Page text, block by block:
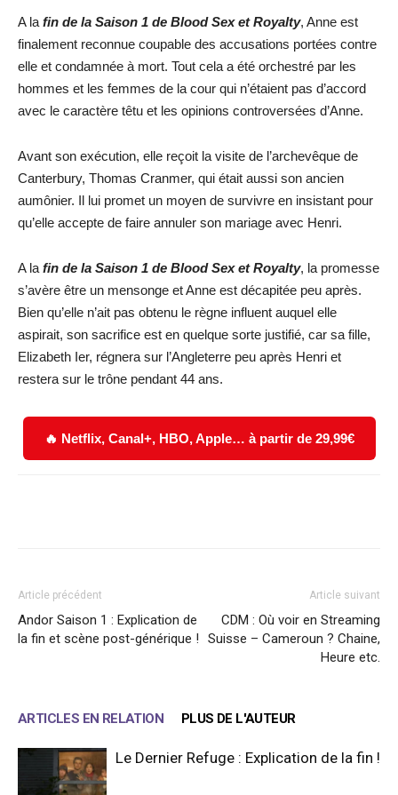
A la fin de la Saison 1 de Blood Sex et Royalty, Anne est
finalement reconnue coupable des accusations portées contre
elle et condamnée à mort. Tout cela a été orchestré par les
hommes et les femmes de la cour qui n’étaient pas d’accord
avec le caractère têtu et les opinions controversées d’Anne.
Avant son exécution, elle reçoit la visite de l’archevêque de
Canterbury, Thomas Cranmer, qui était aussi son ancien
aumônier. Il lui promet un moyen de survivre en insistant pour
qu’elle accepte de faire annuler son mariage avec Henri.
A la fin de la Saison 1 de Blood Sex et Royalty, la promesse
s’avère être un mensonge et Anne est décapitée peu après.
Bien qu’elle n’ait pas obtenu le règne influent auquel elle
aspirait, son sacrifice est en quelque sorte justifié, car sa fille,
Elizabeth Ier, régnera sur l’Angleterre peu après Henri et
restera sur le trône pendant 44 ans.
🔥 Netflix, Canal+, HBO, Apple… à partir de 29,99€
Article précédent
Andor Saison 1 : Explication de
la fin et scène post-générique !
Article suivant
CDM : Où voir en Streaming
Suisse – Cameroun ? Chaine,
Heure etc.
ARTICLES EN RELATION PLUS DE L'AUTEUR
Le Dernier Refuge : Explication de la fin !